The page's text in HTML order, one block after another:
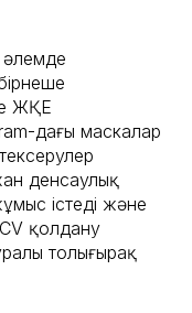
әлемде
ЖҚЕ
дағы маскалар
денсаулық
істеді және
қолдану
толығырақ